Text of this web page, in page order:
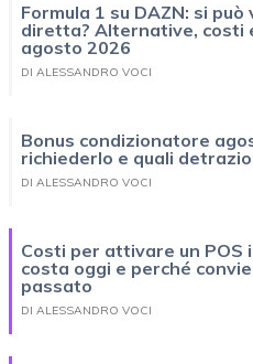
Formula 1 su DAZN: si può
diretta? Alternative, costi
agosto 2026
DI ALESSANDRO VOCI
Bonus condizionatore
richiederlo e quali
DI ALESSANDRO VOCI
Costi per attivare un POS
costa oggi e perché
passato
DI ALESSANDRO VOCI